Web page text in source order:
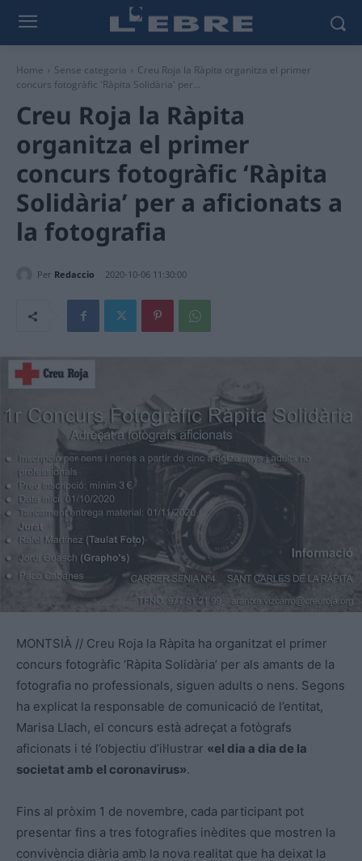
Home Sense categoria
Creu Roja la Ràpita organitza el primer
concurs fotogràfic 'Ràpita Solidària' per...
Creu Roja la Ràpita
organitza el primer
concurs fotogràfic ‘Ràpita
Solidària’ per a aficionats a
la fotografia
Per Redaccio 2020-10-06 11:30:00
MONTSIÀ // Creu Roja la Ràpita ha organitzat el primer
concurs fotogràfic ‘Ràpita Solidària’ per als amants de la
fotografia no professionals, siguen adults o nens. Segons
ha explicat la responsable de comunicació de l’entitat,
Marisa Llach, el concurs està adreçat a fotògrafs
aficionats i té l’objectiu d’il·lustrar «el dia a dia de la
societat amb el coronavirus».
Fins al pròxim 1 de novembre, cada participant pot
presentar fins a tres fotografies inèdites que mostren la
convivència diària amb la nova realitat que ha deixat la